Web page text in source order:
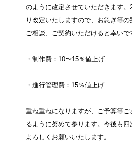
のように改定させていただきます。
り改定いたしますので、お急ぎ等
ご相談、ご契約いただけると幸いで
・制作費：10〜15％値上げ
・進行管理費：15％値上げ
重ね重ねになりますが、ご予算等ご
るように努めて参ります。今後も
よろしくお願いいたします。